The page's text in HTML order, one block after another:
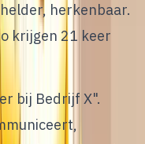
herkenbaar.
krijgen 21 keer
bij Bedrijf X".